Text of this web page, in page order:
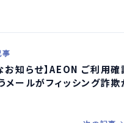
事
お知らせ】AEON ご利用
メールがフィッシング詐